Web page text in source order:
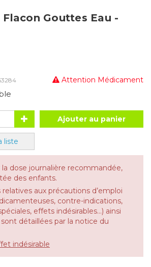
Flacon Gouttes Eau -
Attention Médicament
Ajouter au panier
liste
la dose journalière recommandée,
des enfants.
aux précautions d’emploi
contre-indications,
effets indésirables...) ainsi
détaillées par la notice du
indésirable